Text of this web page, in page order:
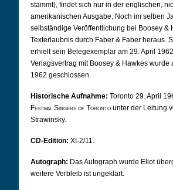
stammt), findet sich nur in der englischen,
amerikanischen Ausgabe. Noch im selben
selbständige Veröffentlichung bei Boosey &
Texterlaubnis durch Faber & Faber heraus.
erhielt sein Belegexemplar am 29. April
Verlagsvertrag mit Boosey & Hawkes wurde
1962 geschlossen.
Historische Aufnahme: Toronto 29. April
Festival Singers of Toronto unter der Leitung
Strawinsky.
CD-Edition: XI-2/11.
Autograph: Das Autograph wurde Eliot
weitere Verbleib ist ungeklärt.